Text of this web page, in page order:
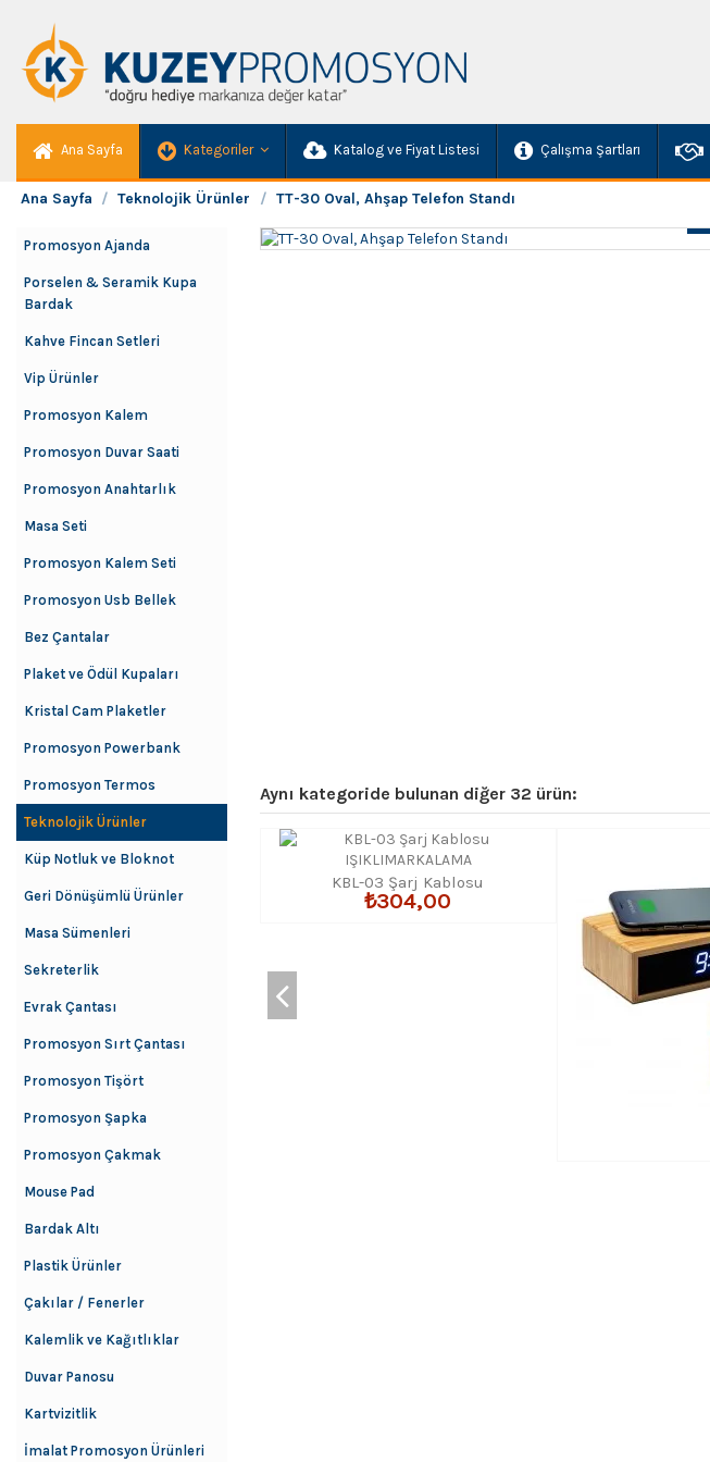
Ana Sayfa Kategoriler Katalog ve Fiyat Listesi Çalışma Şartları
Ana Sayfa Teknolojik Ürünler TT-30 Oval, Ahşap Telefon Standı
Aynı kategoride bulunan diğer 32 ürün:
KBL-03 Şarj Kablosu
IŞIKLIMARKALAMA
₺304,00
Promosyon Ajanda
Porselen & Seramik Kupa
Bardak
Kahve Fincan Setleri
Vip Ürünler
Promosyon Kalem
Promosyon Duvar Saati
Promosyon Anahtarlık
Masa Seti
Promosyon Kalem Seti
Promosyon Usb Bellek
Bez Çantalar
Plaket ve Ödül Kupaları
Kristal Cam Plaketler
Promosyon Powerbank
Promosyon Termos
Teknolojik Ürünler
Küp Notluk ve Bloknot
Geri Dönüşümlü Ürünler
Masa Sümenleri
Sekreterlik
Evrak Çantası
Promosyon Sırt Çantası
Promosyon Tişört
Promosyon Şapka
Promosyon Çakmak
Mouse Pad
Bardak Altı
Plastik Ürünler
Çakılar / Fenerler
Kalemlik ve Kağıtlıklar
Duvar Panosu
Kartvizitlik
İmalat Promosyon Ürünleri